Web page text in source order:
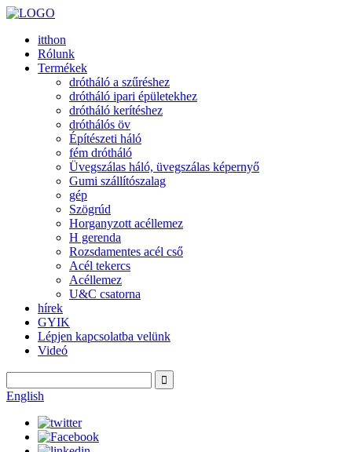
itthon
Rólunk
Termékek
drótháló a szűréshez
drótháló ipari épületekhez
drótháló kerítéshez
dróthálós öv
Építészeti háló
fém drótháló
Üvegszálas háló, üvegszálas képernyő
Gumi szállítószalag
gép
Szögrúd
Horganyzott acéllemez
H gerenda
Rozsdamentes acél cső
Acél tekercs
Acéllemez
U&C csatorna
hírek
GYIK
Lépjen kapcsolatba velünk
Videó
English